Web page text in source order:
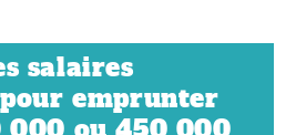
salaires
emprunter